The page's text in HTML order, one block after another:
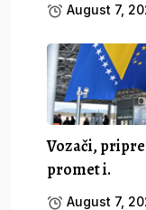
August 7,
Vozači,
promet i.
August 7,